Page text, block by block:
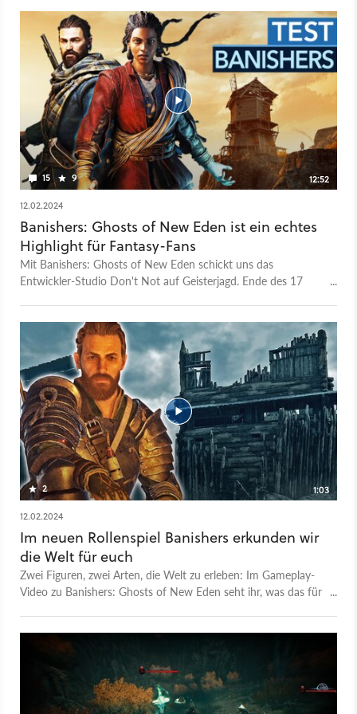
15 9
12:52
12.02.2024
Banishers: Ghosts of New Eden ist ein echtes
Highlight für Fantasy-Fans
Mit Banishers: Ghosts of New Eden schickt uns das
Entwickler-Studio Don't Not auf Geisterjagd. Ende des 17
denn wir sind selbst in Geisterbegleitung unterwegs. In
Banishers: Ghosts of New Eden müssen wir zudem viele
schwerwiegende Entscheidungen treffen, die an unserem
Gewissen nagen und den Fortgang der Story beeinflussen.
Wie gut dem Spiel die Balance zwischen Action-Gameplay
und Story-Telling gelingt und wo die Stärken und Schwächen
von Banishers: Ghosts of New Eden liegen, klären wir im Test-
Video.
2
1:03
12.02.2024
Im neuen Rollenspiel Banishers erkunden wir
die Welt für euch
Zwei Figuren, zwei Arten, die Welt zu erleben: Im Gameplay-
Video zu Banishers: Ghosts of New Eden seht ihr, was das für
Stunden im Rollenspiel von Entwickler Don't Nod (Life is
Strange) verbracht hat und dabei besonders viel Spaß an der
Story hatte. Die Open World dagegen? Eher langweilig, weil ihr
euch oft wie im Video zu sehen unter Tage bewegt und es an
spannenden Nebenbeschäftigungen mangelt. Im GameStar-